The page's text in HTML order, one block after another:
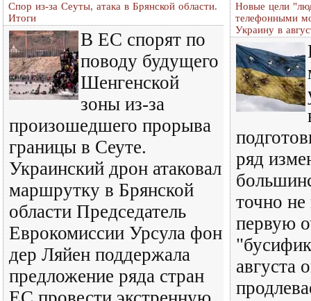
Спор из-за Сеуты, атака в Брянской области.
Итоги
В ЕС спорят по
поводу будущего
Шенгенской
зоны из-за
произошедшего прорыва
границы в Сеуте.
Украинский дрон атаковал
маршрутку в Брянской
области Председатель
Еврокомиссии Урсула фон
дер Ляйен поддержала
предложение ряда стран
Новые цели
телефонными
Украину в
ряд
точно не
первую
августа